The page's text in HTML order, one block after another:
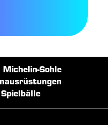
Sohle